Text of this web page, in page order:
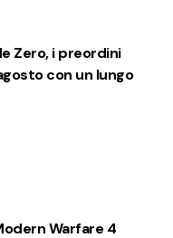
Zero, i preordini
con un lungo
Warfare 4